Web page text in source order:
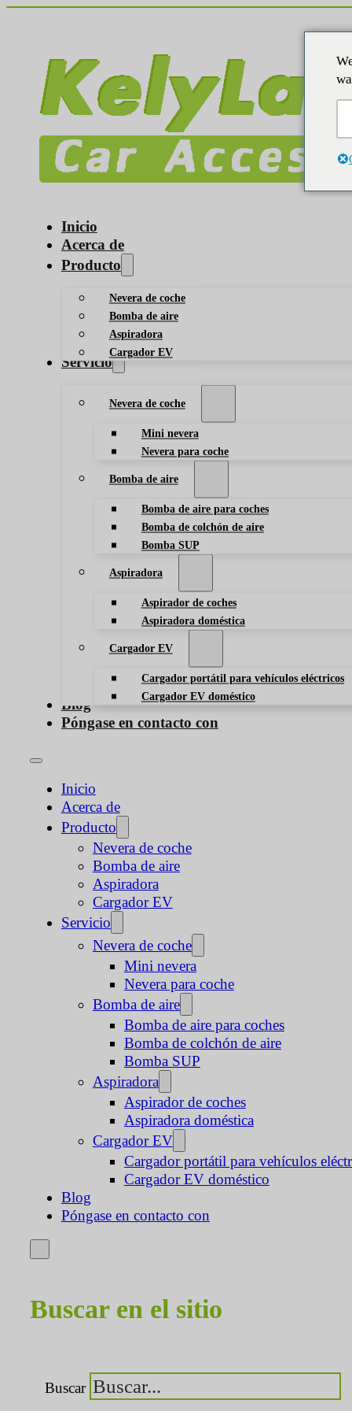
Inicio
Acerca de
Producto
Nevera de coche
Bomba de aire
Aspiradora
Cargador EV
Servicio
Nevera de coche
Mini nevera
Nevera para coche
Bomba de aire
Bomba de aire para coches
Bomba de colchón de aire
Bomba SUP
Aspiradora
Aspirador de coches
Aspiradora doméstica
Cargador EV
Cargador portátil para vehículos eléctricos
Cargador EV doméstico
Blog
Póngase en contacto con
Inicio
Acerca de
Producto
Nevera de coche
Bomba de aire
Aspiradora
Cargador EV
Servicio
Nevera de coche
Mini nevera
Nevera para coche
Bomba de aire
Bomba de aire para coches
Bomba de colchón de aire
Bomba SUP
Aspiradora
Aspirador de coches
Aspiradora doméstica
Cargador EV
Cargador portátil para vehículos
Cargador EV doméstico
Blog
Póngase en contacto con
Buscar en el sitio
Buscar